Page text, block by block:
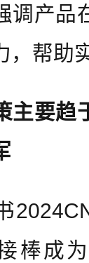
调产品
，帮助
主要趋
棒成